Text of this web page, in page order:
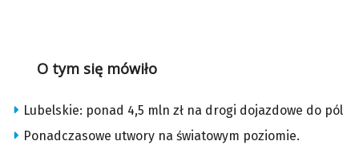
O tym się mówiło
Lubelskie: ponad 4,5 mln zł na drogi dojazdowe do pól
Ponadczasowe utwory na światowym poziomie.